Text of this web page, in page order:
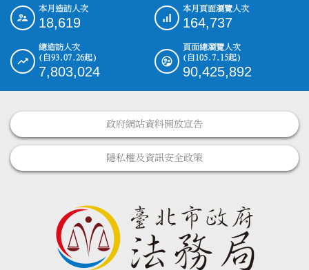
::: 本月造訪人次
18,619
本月頁面瀏覽人次
164,737
總造訪人次
(自93.07.26起)
7,803,024
頁面總瀏覽人次
(自105.7.15起)
90,425,892
政府網站資料開放宣告
隱私權及資訊安全政策